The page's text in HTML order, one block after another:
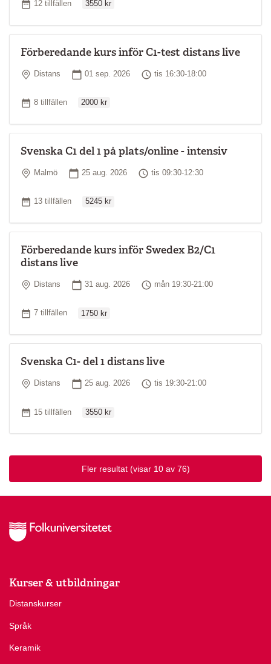
Antal tillfällen
12 tillfällen 3550 kr
Förberedande kurs inför C1-test distans live
Plats
Distans Startdatum
01 sep. 2026 Tid
tis 16:30-18:00
Antal tillfällen
8 tillfällen 2000 kr
Svenska C1 del 1 på plats/online - intensiv
Plats
Malmö Startdatum
25 aug. 2026 Tid
tis 09:30-12:30
Antal tillfällen
13 tillfällen 5245 kr
Förberedande kurs inför Swedex B2/C1
distans live
Plats
Distans Startdatum
31 aug. 2026 Tid
mån 19:30-21:00
Antal tillfällen
7 tillfällen 1750 kr
Svenska C1- del 1 distans live
Plats
Distans Startdatum
25 aug. 2026 Tid
tis 19:30-21:00
Antal tillfällen
15 tillfällen 3550 kr
Fler resultat (visar 10 av 76)
Kurser & utbildningar
Distanskurser
Språk
Keramik